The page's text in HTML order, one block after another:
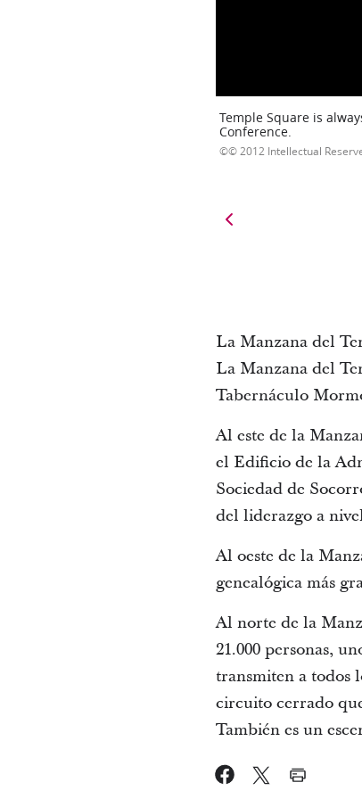
Temple Square is
Conference.
© 2012 Intellectual
La Manzana del
La Manzana del
Tabernáculo
Al este de la
el Edificio de la
Sociedad de
del liderazgo a
Al oeste de la
genealógica más
Al norte de la
21.000 personas,
transmiten a todos
circuito cerrado
También es un